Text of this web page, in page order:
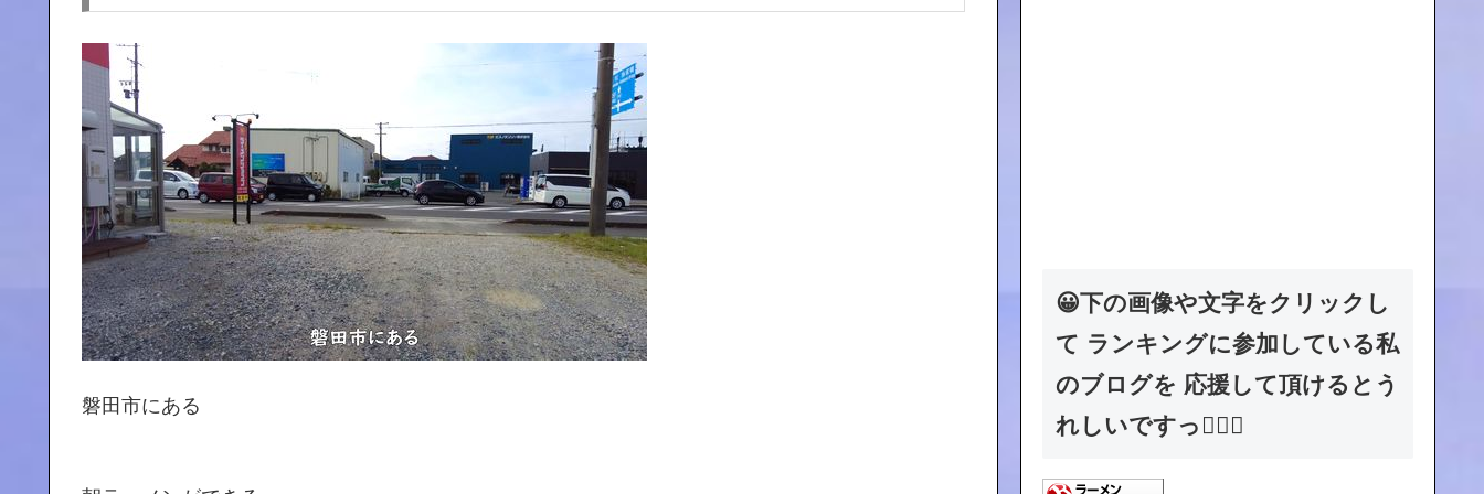
磐田市にある
😀下の画像や文字をクリックし
て ランキングに参加している私
のブログを 応援して頂けるとう
れしいですっ🙇🏻‍♂️